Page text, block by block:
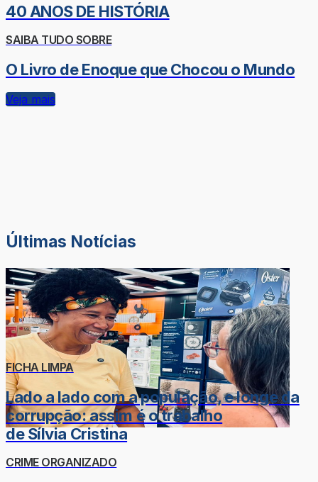
40 ANOS DE HISTÓRIA
SAIBA TUDO SOBRE
O Livro de Enoque que Chocou o Mundo
Veja mais
Últimas Notícias
FICHA LIMPA
Lado a lado com a população, e longe da
corrupção: assim é o trabalho
de Sílvia Cristina
CRIME ORGANIZADO